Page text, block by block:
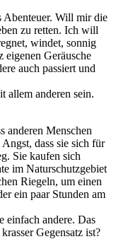
Abenteuer. Will mir die
zu retten. Ich will
windet, sonnig
Geräusche
auch passiert und
allem anderen sein.
anderen Menschen
dass sie sich für
Sie kaufen sich
im Naturschutzgebiet
Riegeln, um einen
ein paar Stunden am
einfach andere. Das
Gegensatz ist?